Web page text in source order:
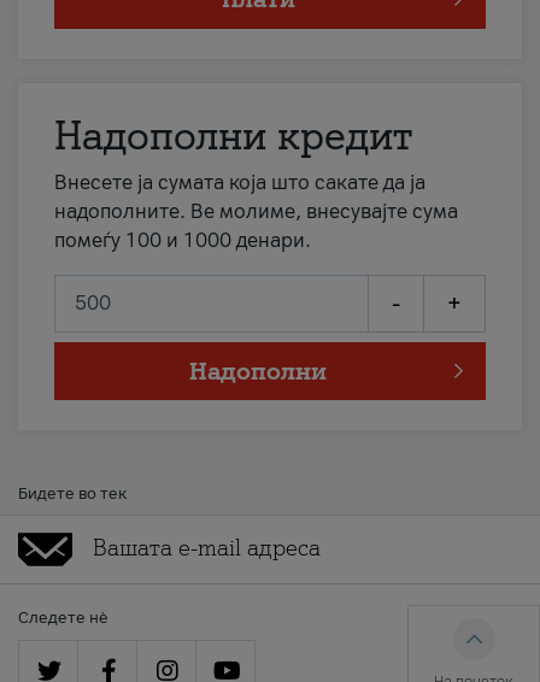
Надополни кредит
Внесете ја сумата која што сакате да ја
надополните. Ве молиме, внесувајте сума
помеѓу 100 и 1000 денари.
- +
Надополни
Бидете во тек
Следете нè